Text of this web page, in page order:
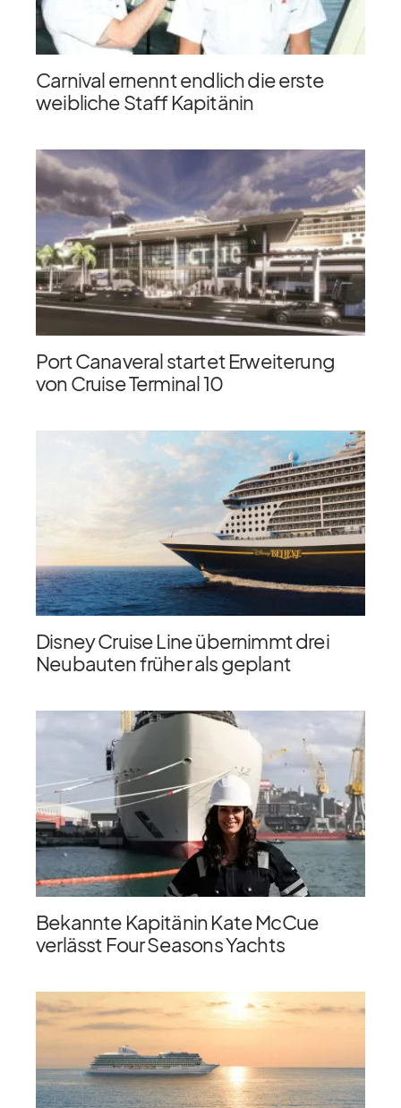
Carnival ernennt endlich die erste
weibliche Staff Kapitänin
Port Canaveral startet Erweiterung
von Cruise Terminal 10
Disney Cruise Line übernimmt drei
Neubauten früher als geplant
Bekannte Kapitänin Kate McCue
verlässt Four Seasons Yachts